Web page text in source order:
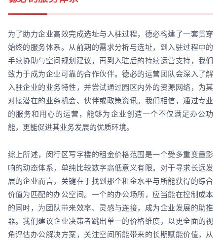
为了助力企业高效完成选址与入驻过程，德必构建了一套贯穿
始终的服务体系。从前期的需求分析与选址，到入驻过程中的
手续协助与空间规划建议，再到入驻后的持续运营支持，我们
致力于成为企业可靠的合作伙伴。德必的运营团队会深入了解
入驻企业的业务特性，并尝试通过园区内外的资源网络，为其
对接潜在的业务机会、伙伴或政策资讯。我们相信，通过专业
的服务和用心的运营，能够为企业创造一个不仅满足办公功
能，更能促进其业务发展的优质环境。
综上所述，闵行区写字楼的租金价格范围是一个受多重变量影
响的动态体系，单纯比较数字高低意义有限。对于寻求长远发
展的企业而言，关键在于找到那个租金水平与所能获得的综合
价值为匹配的办公空间。一个的办公场所，应当能在控制成本
的同时，为团队带来效率、灵感与连接，成为企业发展的助推
器。我们建议企业决策者跳出单一的价格维度，以更全面的视
角评估办公解决方案，关注空间所能带来的长期赋能价值，从